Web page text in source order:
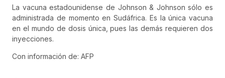
La vacuna estadounidense de Johnson & Johnson sólo es
administrada de momento en Sudáfrica. Es la única vacuna
en el mundo de dosis única, pues las demás requieren dos
inyecciones.
Con información de: AFP